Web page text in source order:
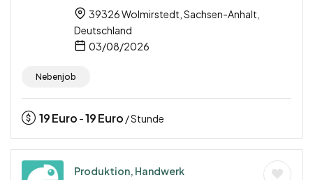
39326 Wolmirstedt, Sachsen-Anhalt,
Deutschland
03/08/2026
Nebenjob
19Euro -19Euro / Stunde
Produktion, Handwerk